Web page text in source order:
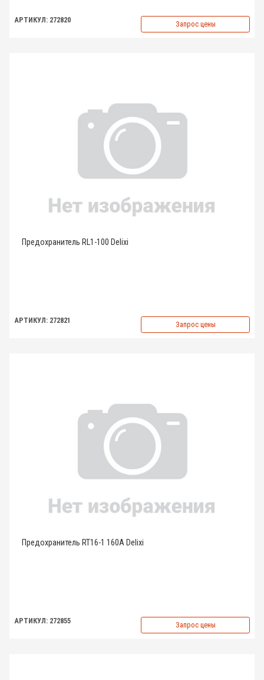
АРТИКУЛ: 272820 Запрос цены
Предохранитель RL1-100 Delixi
АРТИКУЛ: 272821 Запрос цены
Предохранитель RT16-1 160A Delixi
АРТИКУЛ: 272855 Запрос цены